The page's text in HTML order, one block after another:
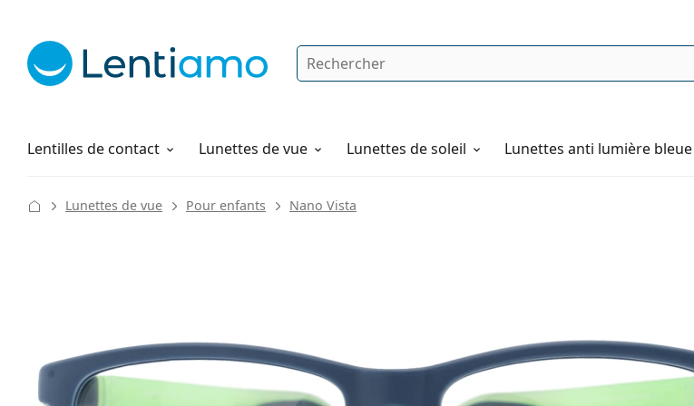
Rechercher
Lentilles de contact
Solutions Lunettes de vue Lunettes de soleil Lunettes anti lumière bleue
Comment commander
Lunettes de vue Pour enfants Nano Vista